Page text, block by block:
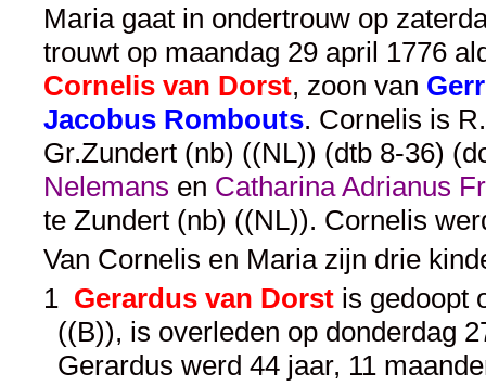
Maria gaat in ondertrouw op
trouwt op maandag 29 april 1776
Cornelis van Dorst, zoon van
Jacobus Rombouts. Cornelis is
Gr.Zundert (nb) ((NL)) (dtb 8-36)
Nelemans en Catharina Adrianus
te Zundert (nb) ((NL)). Cornelis
Van Cornelis en Maria zijn drie
1 Gerardus van Dorst is gedoopt
((B)), is overleden op donderdag
Gerardus werd 44 jaar, 11